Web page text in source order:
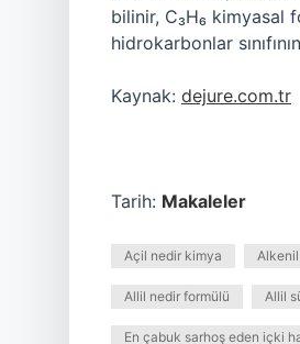
bilinir, C₃H₆ kimyasal
hidrokarbonlar
Kaynak: dejure.com.tr
Tarih: Makaleler
Açil nedir kimya
Allil nedir formülü Allil
En çabuk sarhoş eden içki